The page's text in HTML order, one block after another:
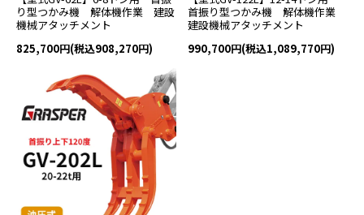
り型つかみ機 解体機作業 建設
機械アタッチメント
825,700円(税込908,270円)
首振り型つかみ機 解体機作業
建設機械アタッチメント
990,700円(税込1,089,770円)